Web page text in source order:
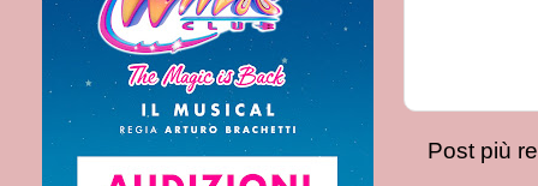
Post più